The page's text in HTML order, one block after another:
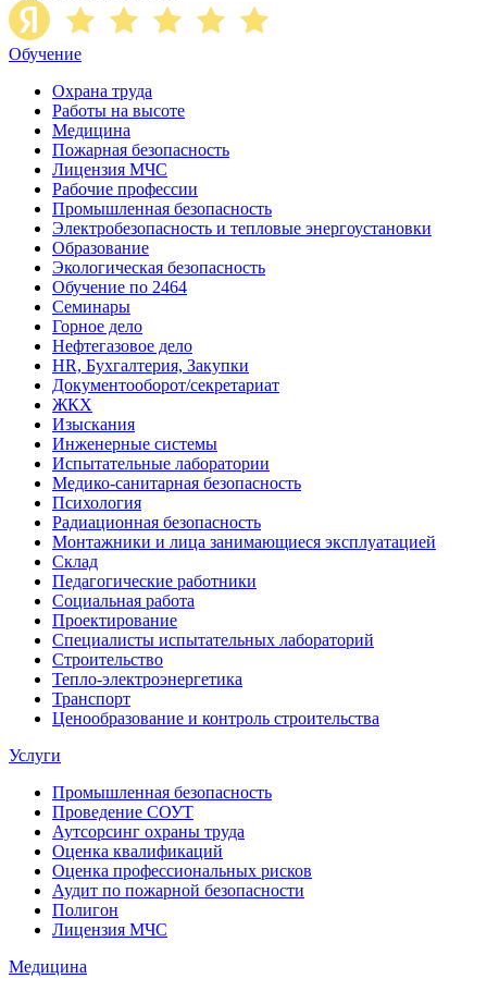
Обучение
Охрана труда
Работы на высоте
Медицина
Пожарная безопасность
Лицензия МЧС
Рабочие профессии
Промышленная безопасность
Электробезопасность и тепловые энергоустановки
Образование
Экологическая безопасность
Обучение по 2464
Семинары
Горное дело
Нефтегазовое дело
HR, Бухгалтерия, Закупки
Документооборот/секретариат
ЖКХ
Изыскания
Инженерные системы
Испытательные лаборатории
Медико-санитарная безопасность
Психология
Радиационная безопасность
Монтажники и лица занимающиеся эксплуатацией
Склад
Педагогические работники
Социальная работа
Проектирование
Специалисты испытательных лабораторий
Строительство
Тепло-электроэнергетика
Транспорт
Ценообразование и контроль строительства
Услуги
Промышленная безопасность
Проведение СОУТ
Аутсорсинг охраны труда
Оценка квалификаций
Оценка профессиональных рисков
Аудит по пожарной безопасности
Полигон
Лицензия МЧС
Медицина